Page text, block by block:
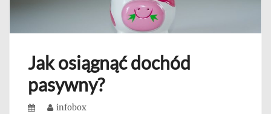
Jak osiągnąć dochód
pasywny?
PostedAuthor
infobox